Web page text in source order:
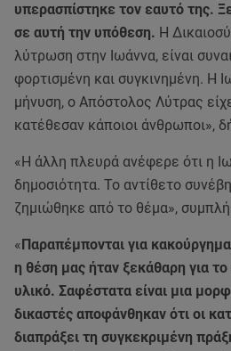
υπερασπίστηκε τον εαυτό της.
σε αυτή την υπόθεση. Η
λύτρωση στην Ιωάννα, είναι
φορτισμένη και συγκινημένη. Η
μήνυση, ο Απόστολος Λύτρας
κατέθεσαν κάποιοι άνθρωποι»,
«Η άλλη πλευρά ανέφερε ότι η
δημοσιότητα. Το αντίθετο
ζημιώθηκε από το θέμα»,
«Παραπέμπονται για
η θέση μας ήταν ξεκάθαρη για
υλικό. Σαφέστατα είναι μια
δικαστές αποφάνθηκαν ότι οι
διαπράξει τη συγκεκριμένη